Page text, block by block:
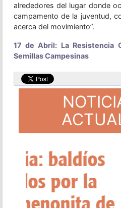
alrededores del lugar donde
campamento de la juventud,
acerca del movimiento”.
17 de Abril: La Resistencia
Semillas Campesinas
El
el ingreso